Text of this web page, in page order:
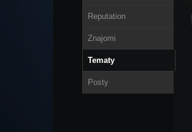
Reputation
Znajomi
Tematy
Posty